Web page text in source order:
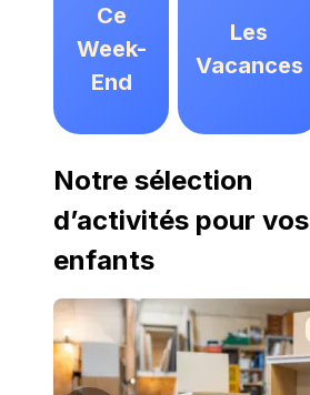
Ce
Week-
End
Les
Vacances
Notre sélection
d’activités pour vos
enfants